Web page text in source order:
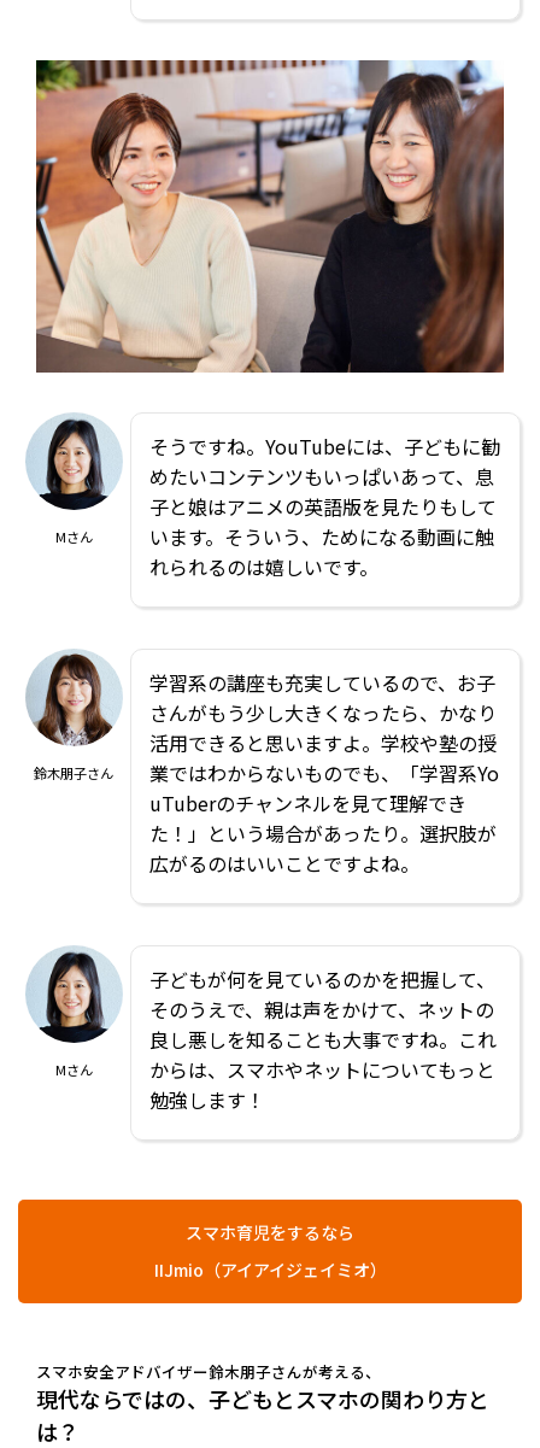
Mさん
そうですね。YouTubeには、子どもに勧
めたいコンテンツもいっぱいあって、息
子と娘はアニメの英語版を見たりもして
います。そういう、ためになる動画に触
れられるのは嬉しいです。
鈴木朋子さん
学習系の講座も充実しているので、お子
さんがもう少し大きくなったら、かなり
活用できると思いますよ。学校や塾の授
業ではわからないものでも、「学習系Yo
uTuberのチャンネルを見て理解でき
た！」という場合があったり。選択肢が
広がるのはいいことですよね。
Mさん
子どもが何を見ているのかを把握して、
そのうえで、親は声をかけて、ネットの
良し悪しを知ることも大事ですね。これ
からは、スマホやネットについてもっと
勉強します！
スマホ育児をするなら
IIJmio（アイアイジェイミオ）
スマホ安全アドバイザー鈴木朋子さんが考える、
現代ならではの、子どもとスマホの関わり方と
は？